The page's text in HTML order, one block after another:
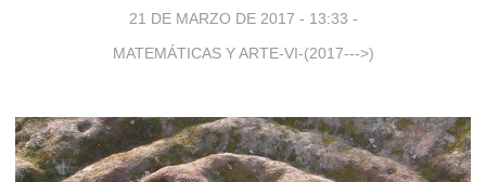
21 DE MARZO DE 2017 - 13:33 -
MATEMÁTICAS Y ARTE-VI-(2017--->)